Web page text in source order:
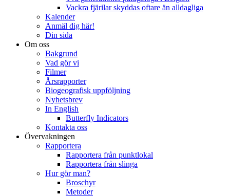
Vackra fjärilar skyddas oftare än alldagliga
Kalender
Anmäl dig här!
Din sida
Om oss
Bakgrund
Vad gör vi
Filmer
Årsrapporter
Biogeografisk uppföljning
Nyhetsbrev
In English
Butterfly Indicators
Kontakta oss
Övervakningen
Rapportera
Rapportera från punktlokal
Rapportera från slinga
Hur gör man?
Broschyr
Metoder